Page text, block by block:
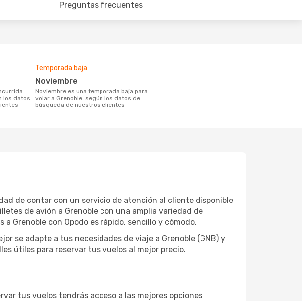
Preguntas frecuentes
los datos
Temporada baja
noviembre
noviembre es una temporada baja para
volar a Grenoble, según los datos de
búsqueda de nuestros clientes
de contar con un servicio de atención al cliente disponible
de avión a Grenoble con una amplia variedad de
Grenoble con Opodo es rápido, sencillo y cómodo.
se adapte a tus necesidades de viaje a Grenoble (GNB) y
útiles para reservar tus vuelos al mejor precio.
tus vuelos tendrás acceso a las mejores opciones